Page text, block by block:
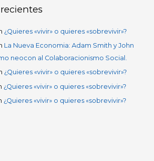
¿Quieres «vivir» o quieres «sobrevivir»?
La Nueva Economia: Adam Smith y John
neocon al Colaboracionismo Social.
¿Quieres «vivir» o quieres «sobrevivir»?
¿Quieres «vivir» o quieres «sobrevivir»?
¿Quieres «vivir» o quieres «sobrevivir»?